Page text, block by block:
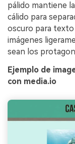
pálido mantiene
cálido para
oscuro para texto
imágenes
sean los
Ejemplo de
con media.io